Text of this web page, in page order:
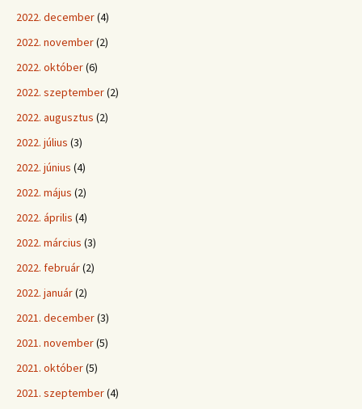
2022. december(4)
2022. november(2)
2022. október(6)
2022. szeptember(2)
2022. augusztus (2)
2022. július (3)
2022. június (4)
2022. május (2)
2022. április (4)
2022. március (3)
2022. február(2)
2022. január(2)
2021. december(3)
2021. november(5)
2021. október(5)
2021. szeptember(4)